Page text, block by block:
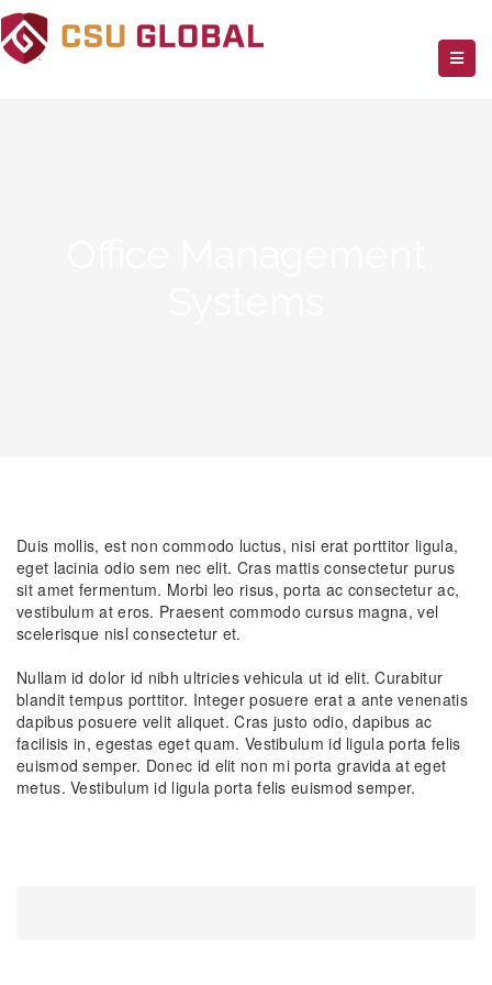
Duis mollis, est non commodo luctus, nisi erat porttitor ligula,
eget lacinia odio sem nec elit. Cras mattis consectetur purus
sit amet fermentum. Morbi leo risus, porta ac consectetur ac,
vestibulum at eros. Praesent commodo cursus magna, vel
scelerisque nisl consectetur et.
Nullam id dolor id nibh ultricies vehicula ut id elit. Curabitur
blandit tempus porttitor. Integer posuere erat a ante venenatis
dapibus posuere velit aliquet. Cras justo odio, dapibus ac
facilisis in, egestas eget quam. Vestibulum id ligula porta felis
euismod semper. Donec id elit non mi porta gravida at eget
metus. Vestibulum id ligula porta felis euismod semper.